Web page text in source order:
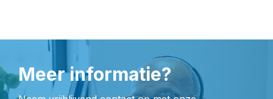
Meer informatie?